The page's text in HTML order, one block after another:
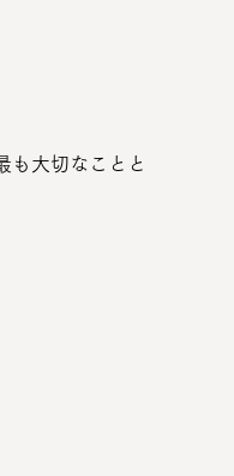
も大切なことと